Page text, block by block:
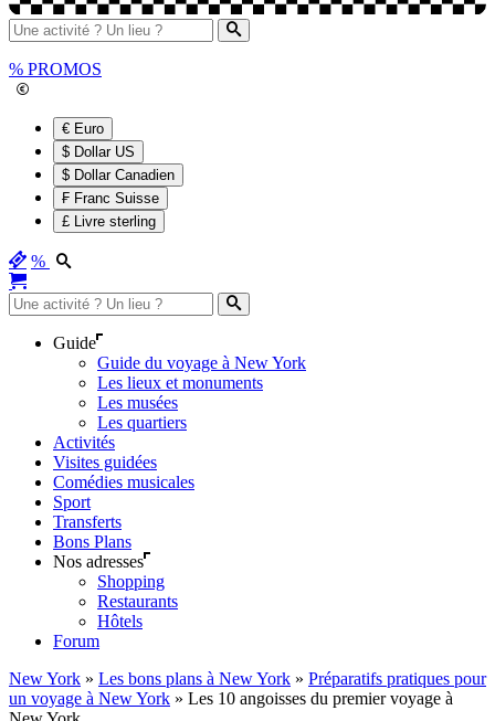
% PROMOS
€ Euro
$ Dollar US
$ Dollar Canadien
₣ Franc Suisse
£ Livre sterling
%
Guide
Guide du voyage à New York
Les lieux et monuments
Les musées
Les quartiers
Activités
Visites guidées
Comédies musicales
Sport
Transferts
Bons Plans
Nos adresses
Shopping
Restaurants
Hôtels
Forum
New York » Les bons plans à New York » Préparatifs pratiques pour
un voyage à New York » Les 10 angoisses du premier voyage à